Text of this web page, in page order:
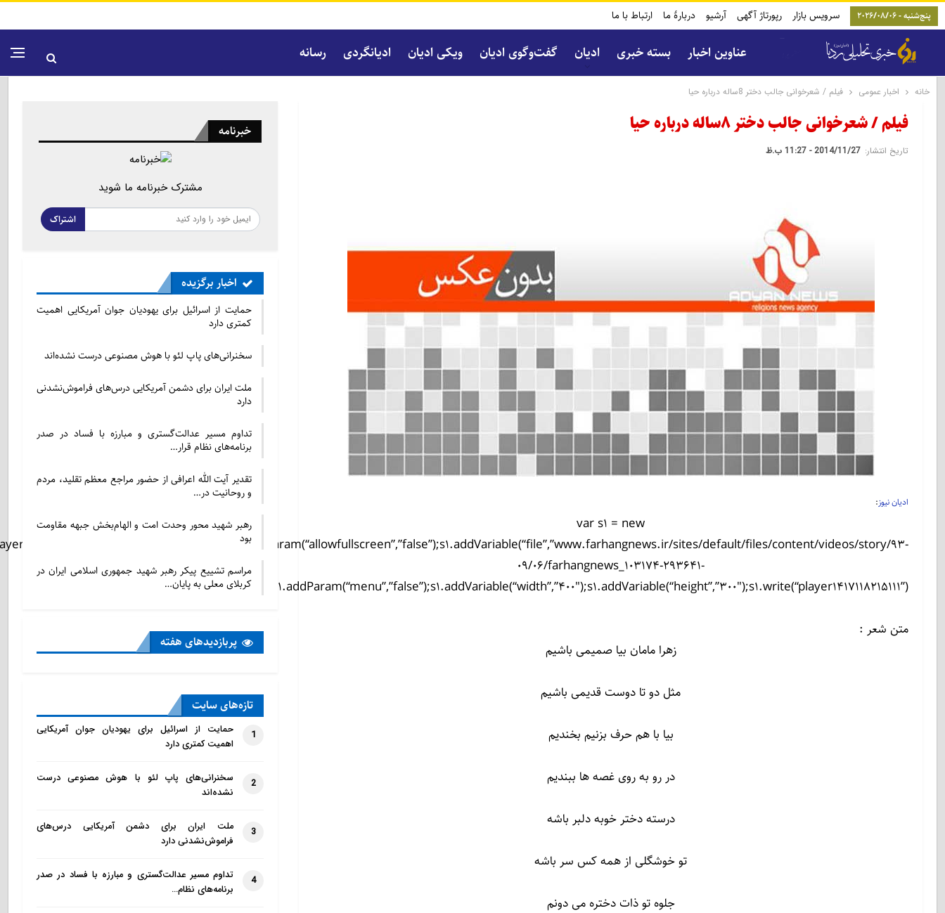
پنج‌شنبه - 2026/08/06 سرویس بازار رپورتاژ آگهی آرشیو دربارۀ ما ارتباط با ما
عناوین اخبار بسته خبری ادیان گفت‌و‌گوی ادیان ویکی ادیان ادیانگردی رسانه
خانه اخبار عمومی فیلم / شعرخوانی جالب دختر 8ساله درباره حیا
فیلم / شعرخوانی جالب دختر 8ساله درباره حیا
تاریخ انتشار: 2014/11/27 - 11:27 ب.ظ
ادیان نیوز:
var s1 = new
flvplayer.swf”,”single”,”400″,”300″,”7″);s1.addParam(“allowfullscreen”,”false”);s1.addVariable(“file”,”www.farhangnews.ir/sites/default/files/content/videos/story/93-
09/06/farhangnews_103174-293641-
1417077223.flv”);s1.addParam(“menu”,”false”);s1.addVariable(“width”,”400″);s1.addVariable(“height”,”300″);s1.write(“player1417118215111”);
متن شعر :
زهرا مامان بیا صمیمی باشیم
مثل دو تا دوست قدیمی باشیم
بیا با هم حرف بزنیم بخندیم
در رو به روی غصه ها ببندیم
درسته دختر خوبه دلبر باشه
تو خوشگلی از همه کس سر باشه
جلوه تو ذات دختره می دونم
خبرنامه
مشترک خبرنامه ما شوید
اشتراک
اخبار برگزیده
حمایت از اسرائیل برای یهودیان جوان آمریکایی اهمیت
کمتری دارد
سخنرانی‌های پاپ لئو با هوش مصنوعی درست نشده‌اند
ملت ایران برای دشمن آمریکایی درس‌های فراموش‌نشدنی
دارد
تداوم مسیر عدالت‌گستری و مبارزه با فساد در صدر
برنامه‌های نظام قرار…
تقدیر آیت الله اعرافی از حضور مراجع معظم تقلید، مردم
و روحانیت در…
رهبر شهید محور وحدت امت و الهام‌بخش جبهه مقاومت
بود
مراسم تشییع پیکر رهبر شهید جمهوری اسلامی ایران در
کربلای معلی به پایان…
پربازدید‌های هفته
تازه‌‌های سایت
1
حمایت از اسرائیل برای یهودیان جوان آمریکایی
اهمیت کمتری دارد
2
سخنرانی‌های پاپ لئو با هوش مصنوعی درست
نشده‌اند
3
ملت ایران برای دشمن آمریکایی درس‌های
فراموش‌نشدنی دارد
4
تداوم مسیر عدالت‌گستری و مبارزه با فساد در صدر
برنامه‌های نظام…